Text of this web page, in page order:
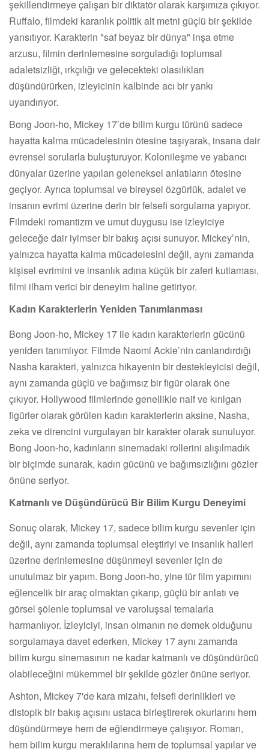
şekillendirmeye çalışan bir diktatör olarak karşımıza çıkıyor.
Ruffalo, filmdeki karanlık politik alt metni güçlü bir şekilde
yansıtıyor. Karakterin "saf beyaz bir dünya" inşa etme
arzusu, filmin derinlemesine sorguladığı toplumsal
adaletsizliği, ırkçılığı ve gelecekteki olasılıkları
düşündürürken, izleyicinin kalbinde acı bir yankı
uyandırıyor.
Bong Joon-ho, Mickey 17’de bilim kurgu türünü sadece
hayatta kalma mücadelesinin ötesine taşıyarak, insana dair
evrensel sorularla buluşturuyor. Kolonileşme ve yabancı
dünyalar üzerine yapılan geleneksel anlatıların ötesine
geçiyor. Ayrıca toplumsal ve bireysel özgürlük, adalet ve
insanın evrimi üzerine derin bir felsefi sorgulama yapıyor.
Filmdeki romantizm ve umut duygusu ise izleyiciye
geleceğe dair iyimser bir bakış açısı sunuyor. Mickey’nin,
yalnızca hayatta kalma mücadelesini değil, aynı zamanda
kişisel evrimini ve insanlık adına küçük bir zaferi kutlaması,
filmi ilham verici bir deneyim haline getiriyor.
Kadın Karakterlerin Yeniden Tanımlanması
Bong Joon-ho, Mickey 17 ile kadın karakterlerin gücünü
yeniden tanımlıyor. Filmde Naomi Ackie’nin canlandırdığı
Nasha karakteri, yalnızca hikayenin bir destekleyicisi değil,
aynı zamanda güçlü ve bağımsız bir figür olarak öne
çıkıyor. Hollywood filmlerinde genellikle naif ve kırılgan
figürler olarak görülen kadın karakterlerin aksine, Nasha,
zeka ve direncini vurgulayan bir karakter olarak sunuluyor.
Bong Joon-ho, kadınların sinemadaki rollerini alışılmadık
bir biçimde sunarak, kadın gücünü ve bağımsızlığını gözler
önüne seriyor.
Katmanlı ve Düşündürücü Bir Bilim Kurgu Deneyimi
Sonuç olarak, Mickey 17, sadece bilim kurgu sevenler için
değil, aynı zamanda toplumsal eleştiriyi ve insanlık halleri
üzerine derinlemesine düşünmeyi sevenler için de
unutulmaz bir yapım. Bong Joon-ho, yine tür film yapımını
eğlencelik bir araç olmaktan çıkarıp, güçlü bir anlatı ve
görsel şölenle toplumsal ve varoluşsal temalarla
harmanlıyor. İzleyiciyi, insan olmanın ne demek olduğunu
sorgulamaya davet ederken, Mickey 17 aynı zamanda
bilim kurgu sinemasının ne kadar katmanlı ve düşündürücü
olabileceğini mükemmel bir şekilde gözler önüne seriyor.
Ashton, Mickey 7'de kara mizahı, felsefi derinlikleri ve
distopik bir bakış açısını ustaca birleştirerek okurlarını hem
düşündürmeye hem de eğlendirmeye çalışıyor. Roman,
hem bilim kurgu meraklılarına hem de toplumsal yapılar ve